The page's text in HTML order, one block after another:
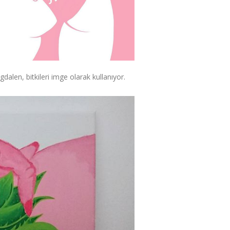
bitkileri imge olarak kullanıyor.